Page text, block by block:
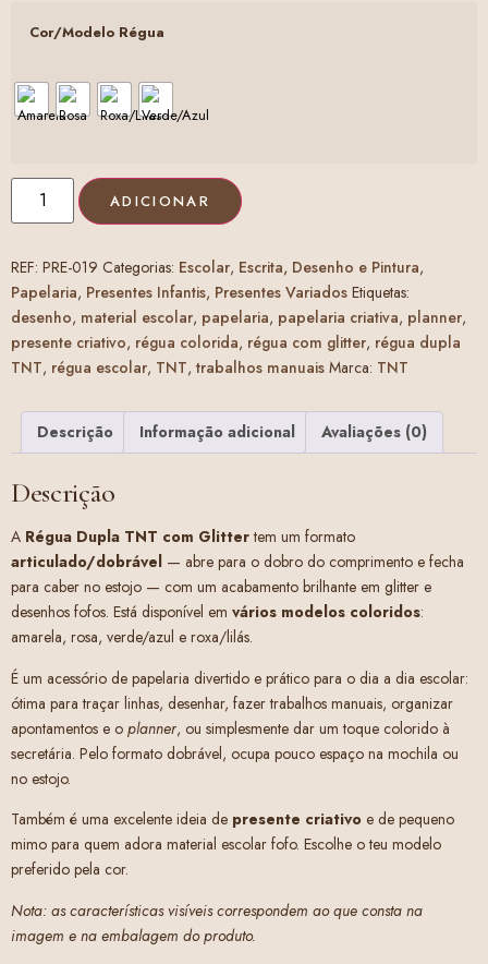
Cor/Modelo Régua
ADICIONAR
REF: PRE-019 Categorias: Escolar, Escrita, Desenho e Pintura,
Papelaria, Presentes Infantis, Presentes Variados Etiquetas:
desenho, material escolar, papelaria, papelaria criativa, planner,
presente criativo, régua colorida, régua com glitter, régua dupla
TNT, régua escolar, TNT, trabalhos manuais Marca: TNT
Descrição Informação adicional Avaliações (0)
Descrição
A Régua Dupla TNT com Glittertem um formato
articulado/dobrável — abre para o dobro do comprimento e fecha
para caber no estojo — com um acabamento brilhante em glitter e
desenhos fofos. Está disponível em vários modelos coloridos:
amarela, rosa, verde/azul e roxa/lilás.
É um acessório de papelaria divertido e prático para o dia a dia escolar:
ótima para traçar linhas, desenhar, fazer trabalhos manuais, organizar
apontamentos e o planner, ou simplesmente dar um toque colorido à
secretária. Pelo formato dobrável, ocupa pouco espaço na mochila ou
no estojo.
Também é uma excelente ideia de presente criativo e de pequeno
mimo para quem adora material escolar fofo. Escolhe o teu modelo
preferido pela cor.
Nota: as características visíveis correspondem ao que consta na
imagem e na embalagem do produto.